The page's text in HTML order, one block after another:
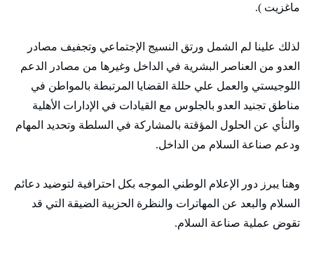
ماغزيت ).
لذلك علينا لم الشمل ورتق النسيج الإجتماعي وتجفيف مصادر
العدو من العناصر البشرية في الداخل وغيرھا من مصادر الدعم
اللوجيستي والعمل علي حللة القضايا المرتبطة بالمواطن في
مناطق تجنيد العدو بالجلوس مع القيادات في الإدارات الأھلية
والنأي عن الحلول المؤقتة بالمشاركة في السلطة وتحديد المھام
ودعم صناعة السلام من الداخل.
وھنا يبرز دور الإعلام الوطني الموجه بكل احترافية لتوضيد دعائم
السلام والبعد عن المھاترات والنظرة الحزبية الضيقة التي قد
تقوض عملية صناعة السلام.